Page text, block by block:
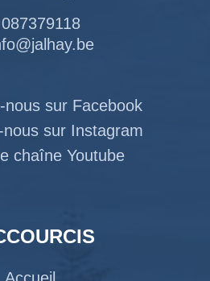
087379118
nous sur Facebook
nous sur Instagram
chaîne Youtube
Accueil